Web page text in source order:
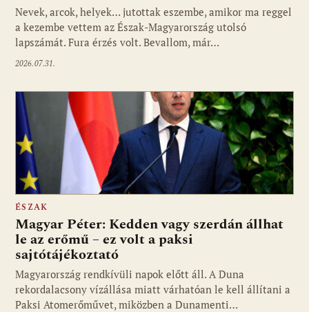
Nevek, arcok, helyek… jutottak eszembe, amikor ma reggel
a kezembe vettem az Észak-Magyarország utolsó
lapszámát. Fura érzés volt. Bevallom, már…
2026.07.31.
ÉSZAK
Magyar Péter: Kedden vagy szerdán állhat
le az erőmű – ez volt a paksi
sajtótájékoztató
Magyarország rendkívüli napok előtt áll. A Duna
rekordalacsony vízállása miatt várhatóan le kell állítani a
Paksi Atomerőművet, miközben a Dunamenti…